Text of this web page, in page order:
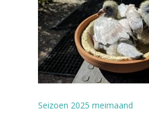
Seizoen 2025 meimaand